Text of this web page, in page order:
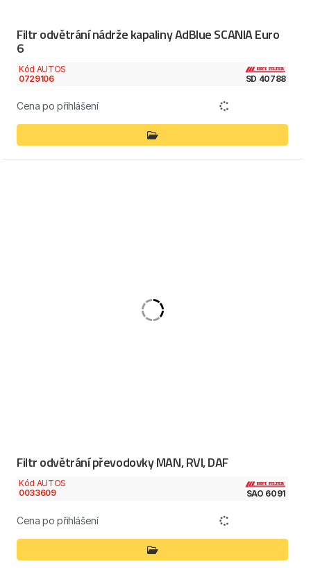
Filtr odvětrání nádrže kapaliny AdBlue SCANIA Euro
6
Kód AUTOS
0729106
SD 40788
Cena po přihlášení
Filtr odvětrání převodovky MAN, RVI, DAF
Kód AUTOS
0033609
SAO 6091
Cena po přihlášení